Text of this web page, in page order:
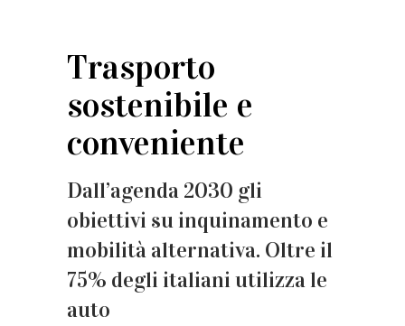
Trasporto
sostenibile e
conveniente
Dall’agenda 2030 gli
obiettivi su inquinamento e
mobilità alternativa. Oltre il
75% degli italiani utilizza le
auto